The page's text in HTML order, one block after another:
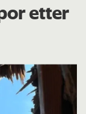
etter